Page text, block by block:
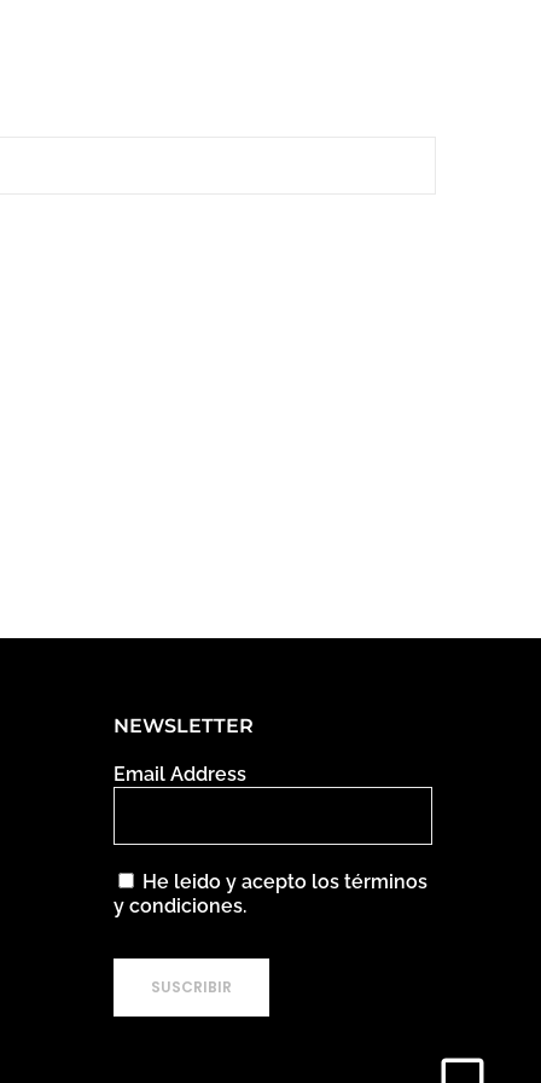
NEWSLETTER
Email Address
He leido y acepto los términos
y condiciones.